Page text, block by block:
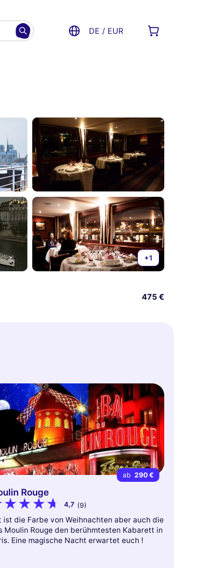
DE / EUR
+1
475 €
ab 290 €
Rouge
4,7 (9)
ist die Farbe von Weihnachten aber auch die
Moulin Rouge den berühmtesten Kabarett in
Eine magische Nacht erwartet euch !